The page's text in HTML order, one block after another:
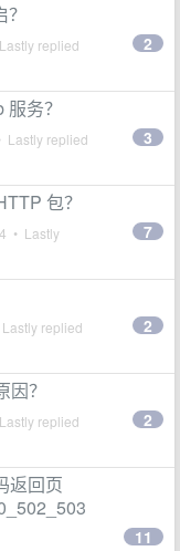
replied
2
务？
Lastly replied
3
包？
• Lastly
7
Lastly replied
2
？
replied
2
返回页
11